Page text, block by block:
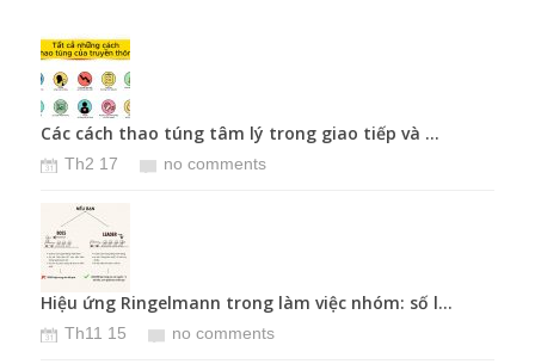
Các cách thao túng tâm lý trong giao tiếp và ...
Th2 17 no comments
Hiệu ứng Ringelmann trong làm việc nhóm: số l...
Th11 15 no comments